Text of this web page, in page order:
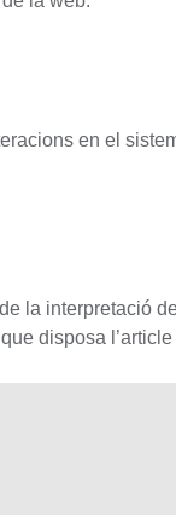
en el
la interpretació
disposa